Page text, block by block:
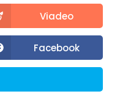
Viadeo
Facebook